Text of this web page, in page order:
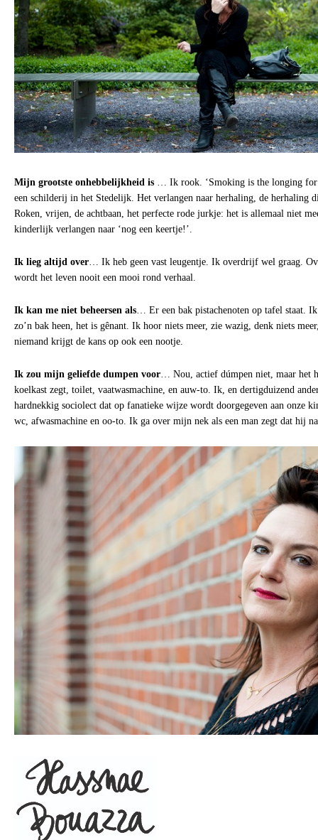
Mijn grootste onhebbelijkheid is … Ik rook. ‘Smoking is the longing
een schilderij in het Stedelijk. Het verlangen naar herhaling, de herhaling
Roken, vrijen, de achtbaan, het perfecte rode jurkje: het is allemaal niet
kinderlijk verlangen naar ‘nog een keertje!’.
Ik lieg altijd over… Ik heb geen vast leugentje. Ik overdrijf wel graag.
wordt het leven nooit een mooi rond verhaal.
Ik kan me niet beheersen als… Er een bak pistachenoten op tafel staat.
zo’n bak heen, het is gênant. Ik hoor niets meer, zie wazig, denk niets
niemand krijgt de kans op ook een nootje.
Ik zou mijn geliefde dumpen voor… Nou, actief dúmpen niet, maar het
koelkast zegt, toilet, vaatwasmachine, en auw-to. Ik, en dertigduizend
hardnekkig sociolect dat op fanatieke wijze wordt doorgegeven aan onze
wc, afwasmachine en oo-to. Ik ga over mijn nek als een man zegt dat hij